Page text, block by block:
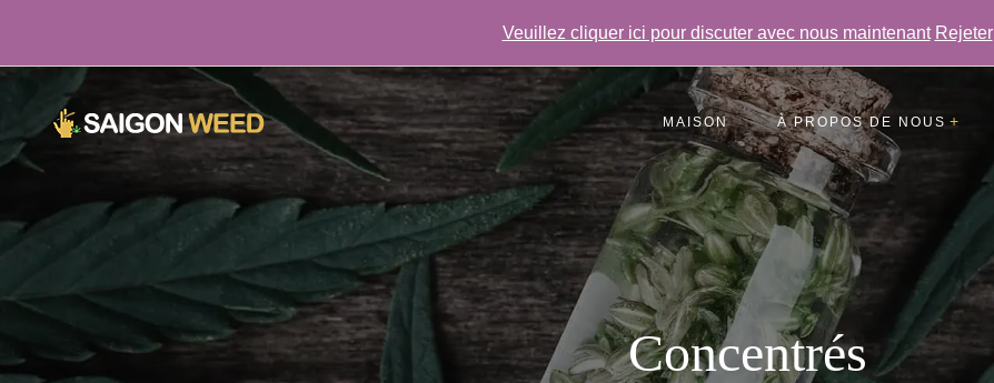
MAISON À PROPOS DE NOUS
Témoignages
FAQ
Galerie
Concentrés
Veuillez cliquer ici pour discuter avec nous maintenant Rejeter